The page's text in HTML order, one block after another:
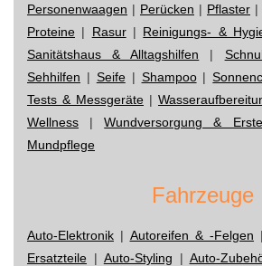
Personenwaagen | Perücken | Pflaster |
Proteine | Rasur| Reinigungs- &
Sanitätshaus & Alltagshilfen |
Sehhilfen | Seife| Shampoo|
Tests & Messgeräte |
Wellness |Wundversorgung &
Mundpflege
Fahrzeuge
Auto-Elektronik | Autoreifen & -Felgen |
Ersatzteile | Auto-Styling | Auto-